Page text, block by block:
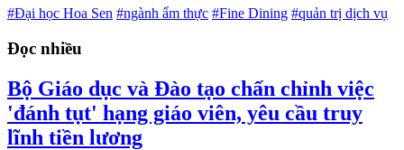
#Đại học Hoa Sen #ngành ẩm thực #Fine Dining #quản trị dịch vụ
Đọc nhiều
Bộ Giáo dục và Đào tạo chấn chỉnh việc
'đánh tụt' hạng giáo viên, yêu cầu truy
lĩnh tiền lương